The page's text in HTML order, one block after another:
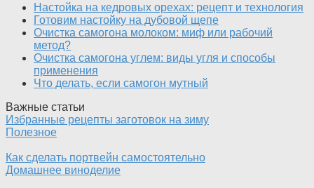
Настойка на кедровых орехах: рецепт и технология
Готовим настойку на дубовой щепе
Очистка самогона молоком: миф или рабочий
метод?
Очистка самогона углем: виды угля и способы
применения
Что делать, если самогон мутный
Важные статьи
Избранные рецепты заготовок на зиму
Полезное
Как сделать портвейн самостоятельно
Домашнее виноделие